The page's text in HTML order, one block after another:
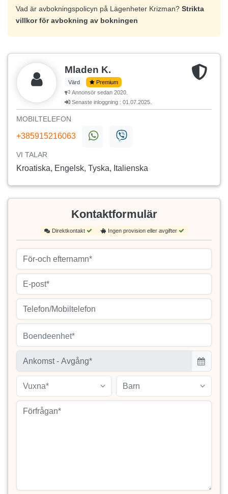
Vad är avbokningspolicyn på Lägenheter Krizman? Strikta
villkor för avbokning av bokningen
Mladen K.
Värd
Premium
Annonsör sedan 2020.
Senaste inloggning : 01.07.2025.
MOBILTELEFON
+385915216063
VI TALAR
Kroatiska, Engelsk, Tyska, Italienska
Kontaktformulär
Direktkontakt Ingen provision eller avgifter
Boendeenhet*
Vuxna* Barn